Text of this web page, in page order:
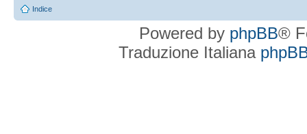
Indice
Powered by phpBB®
Traduzione Italiana